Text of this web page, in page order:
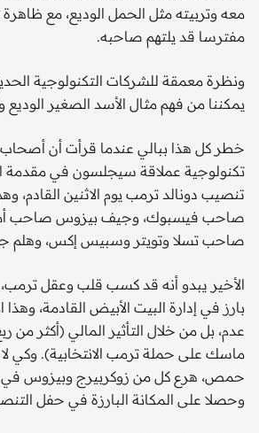
معه وتربيته مثل الحمل الوديع، مع ظاهرة
مفترسا قد يلتهم صاحبه.
ونظرة معمقة للشركات التكنولوجية
يمكننا من فهم مثال الأسد الصغير الوديع
تكنولوجية عملاقة سيجلسون في
تنصيب دونالد ترمب يوم الاثنين القادم،
صاحب فيسبوك، وجيف بيزوس صاحب
صاحب تسلا وتويتر وسبيس إكس، وهلم
الأخير يبدو أنه قد كسب قلب وعقل
بارز في إدارة البيت الأبيض القادمة، وهذا
عدم، بل من خلال التأثير المالي (أكثر من
ماسك على حملة ترمب الانتخابية). وكي لا
حمص، هرع كل من زوكربيرج وبيزوس في
وحصلا على المكانة البارزة في حفل